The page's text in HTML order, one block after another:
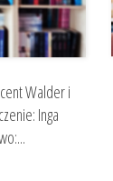
Walder i
Inga